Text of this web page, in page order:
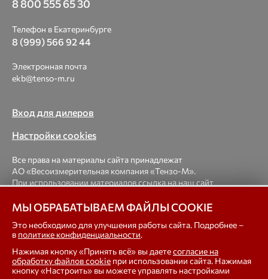
8 800 555 65 30
Телефон в Екатеринбурге
8 (999) 566 92 44
Электронная почта
ekb@tenso-m.ru
Вход для дилеров
Настройки cookies
Все права на материалы сайта принадлежат
АО «Весоизмерительная компания «Тензо-М».
При использовании материалов ссылка на наш сайт
© 1998-2026 Весоизмерительная компания «Тензо-М» —
платформенные, крановые, вагонные, бункерные,
автомобильные весы, весовые дозаторы для фасовки,
тензодатчики
МЫ ОБРАБАТЫВАЕМ ФАЙЛЫ COOKIE
Это необходимо для улучшения работы сайта. Подробнее –
в политике конфиденциальности.
Нажимая кнопку «Принять всё» вы даетесогласие на
обработку файлов cookie при использовании сайта. Нажимая
кнопку «Настроить» вы можете управлять настройками